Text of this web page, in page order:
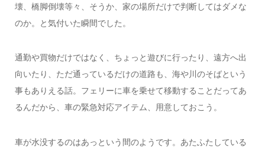
壊、橋脚倒壊等々、そうか、家の場所だけで判断してはダメな
のか。と気付いた瞬間でした。
通勤や買物だけではなく、ちょっと遊びに行ったり、遠方へ出
向いたり、ただ通っているだけの道路も、海や川のそばという
事もありえる話。フェリーに車を乗せて移動することだってあ
るんだから、車の緊急対応アイテム、用意しておこう。
車が水没するのはあっという間のようです。あたふたしている